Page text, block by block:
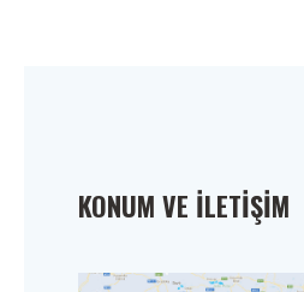
KONUM VE İLETIŞIM